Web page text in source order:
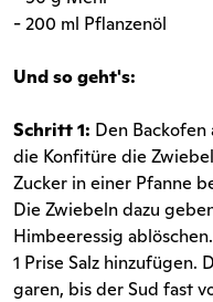
- 200 ml Pflanzenöl
Und so geht's:
Schritt 1: Den Backofen
die Konfitüre die
Zucker in einer Pfanne
Die Zwiebeln dazu
Himbeeressig
1 Prise Salz hinzufügen.
garen, bis der Sud fast